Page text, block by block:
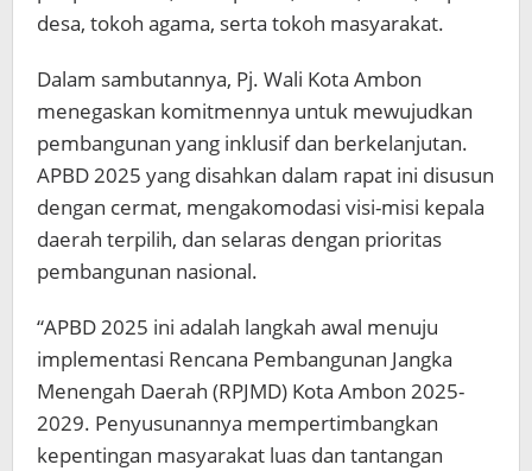
desa, tokoh agama, serta tokoh masyarakat.
Dalam sambutannya, Pj. Wali Kota Ambon
menegaskan komitmennya untuk mewujudkan
pembangunan yang inklusif dan berkelanjutan.
APBD 2025 yang disahkan dalam rapat ini disusun
dengan cermat, mengakomodasi visi-misi kepala
daerah terpilih, dan selaras dengan prioritas
pembangunan nasional.
“APBD 2025 ini adalah langkah awal menuju
implementasi Rencana Pembangunan Jangka
Menengah Daerah (RPJMD) Kota Ambon 2025-
2029. Penyusunannya mempertimbangkan
kepentingan masyarakat luas dan tantangan